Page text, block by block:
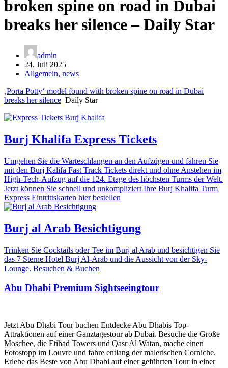
broken spine on road in Dubai
breaks her silence – Daily Star
admin
24. Juli 2025
Allgemein, news
‚Porta Potty‘ model found with broken spine on road in Dubai
breaks her silence Daily Star
Burj Khalifa Express Tickets
Umgehen Sie die Warteschlangen an den Aufzügen und fahren Sie
mit den Burj Kalifa Fast Track Tickets direkt und ohne Anstehen im
High-Tech-Aufzug auf die 124. Etage des höchsten Turms der Welt.
Jetzt können Sie schnell und unkompliziert Ihre Burj Khalifa Turm
Express Eintrittskarten hier bestellen
Burj al Arab Besichtigung
Trinken Sie Cocktails oder Tee im Burj al Arab und besichtigen Sie
das 7 Sterne Hotel Burj Al-Arab und die Aussicht von der Sky-
Lounge. Besuchen & Buchen
Abu Dhabi Premium Sightseeingtour
Jetzt Abu Dhabi Tour buchen Entdecke Abu Dhabis Top-
Attraktionen auf einer Ganztagestour ab Dubai. Besuche die Große
Moschee, die Etihad Towers und Qasr Al Watan, mache einen
Fotostopp im Louvre und fahre entlang der malerischen Corniche.
Erlebe das Beste von Abu Dhabi auf einer geführten Tour in einer